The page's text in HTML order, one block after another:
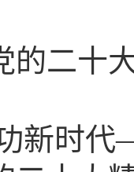
的二十
新时